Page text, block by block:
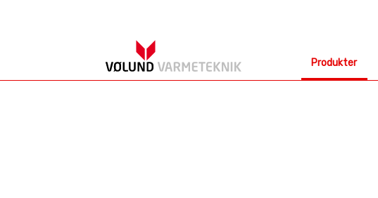
Produkter